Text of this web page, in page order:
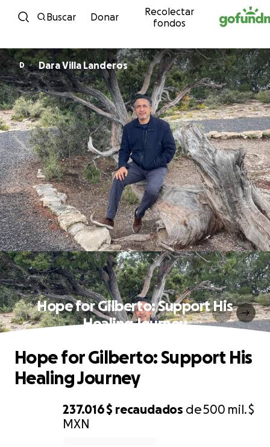
Ir directamente al contenido
Buscar Donar
Recolectar
fondos
D Dara Villa Landeros
Hope for Gilberto: Support His
Healing Journey
237.016 $ recaudados de500 mil. $
MXN
Hope for Gilberto: Support His
Healing Journey